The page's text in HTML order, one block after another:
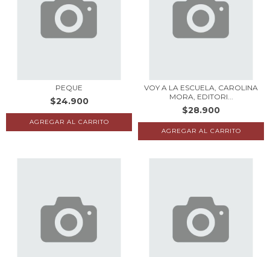
PEQUE
$24.900
VOY A LA ESCUELA, CAROLINA
MORA, EDITORI...
$28.900